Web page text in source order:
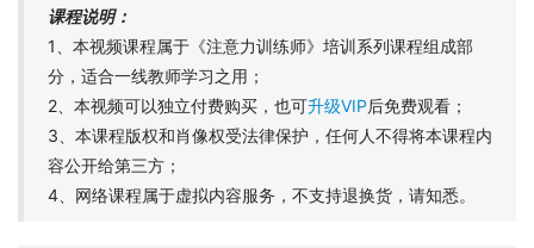
课程说明：
1、本视频课程属于《注意力训练师》培训系列课程组成部
分，适合一线教师学习之用；
2、本视频可以独立付费购买，也可升级VIP后免费观看；
3、本课程版权和肖像权受法律保护，任何人不得将本课程内
容公开给第三方；
4、网络课程属于虚拟内容服务，不支持退换货，请知悉。